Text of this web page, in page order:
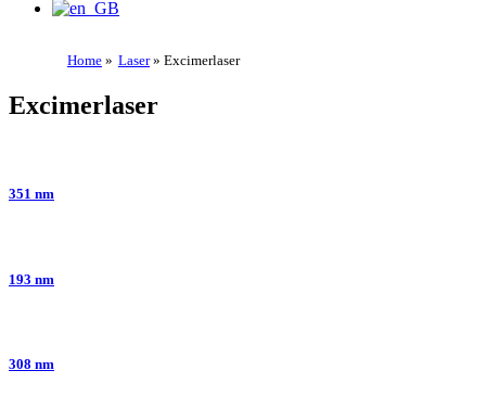
Home » Laser» Excimerlaser
Excimerlaser
351 nm
193 nm
308 nm